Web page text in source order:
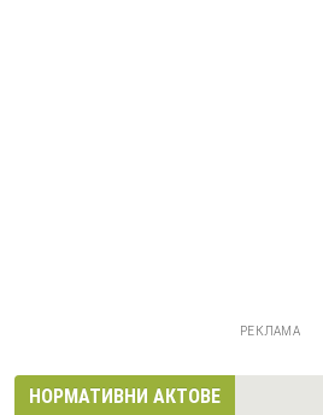
РЕКЛАМА
НОРМАТИВНИ АКТОВЕ